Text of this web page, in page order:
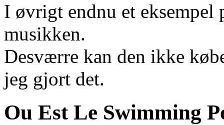
I øvrigt endnu et eksempel
musikken.
Desværre kan den ikke
jeg gjort det.
Ou Est Le Swimming